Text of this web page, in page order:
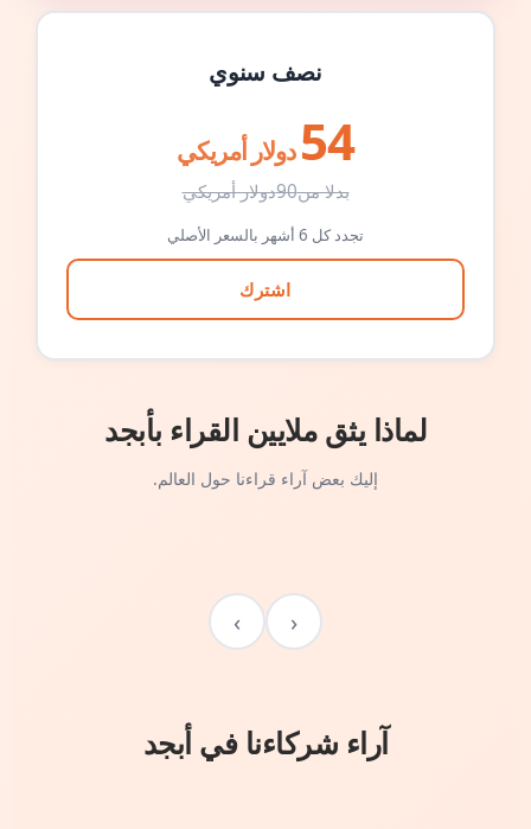
نصف سنوي
54 دولار أمريكي
بدلا من90دولار أمريكي
تجدد كل 6 أشهر بالسعر الأصلي
اشترك
لماذا يثق ملايين القراء بأبجد
إليك بعض آراء قراءنا حول العالم.
‹
›
آراء شركاءنا في أبجد